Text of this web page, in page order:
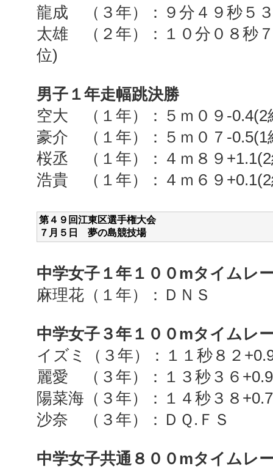
龍成 （３年）：９分４９秒５
太雄 （２年）：１０分０８秒
位)
男子１年走幅跳決勝
空大 （１年）：５ｍ０９ -0.4(2
豪介 （１年）：５ｍ０７ -0.5(1
桜丞 （１年）：４ｍ８９ +1.1(2
浩貴 （１年）：４ｍ６９ +0.1(2
第４９回江東区選手権大会
７月５ 日 夢の島競技場
中学女子１年１００ mタイムレ
麻理花（１年）：ＤＮＳ
中学女子３年１００ mタイムレ
イズミ（３年）：１１秒８２
麗愛 （３年）：１３秒３６
陽菜海（３年）：１４秒３８
沙奈 （３年）：ＤＱ. ＦＳ
中学女子共通８００ mタイムレ